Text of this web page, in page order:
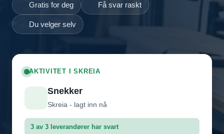
Gratis for deg Få svar raskt
Du velger selv
AKTIVITET I SKREIA
Snekker
Skreia - lagt inn nå
3 av 3 leverandører har svart